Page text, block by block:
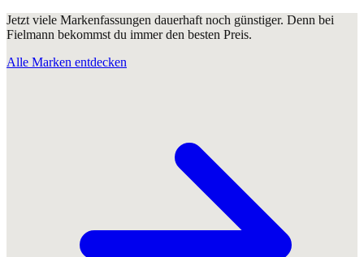
Jetzt viele Markenfassungen dauerhaft noch günstiger. Denn bei
Fielmann bekommst du immer den besten Preis.
Alle Marken entdecken